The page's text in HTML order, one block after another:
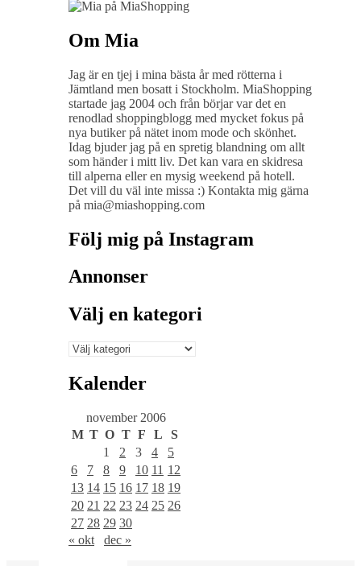
Om Mia
Jag är en tjej i mina bästa år med rötterna i
Jämtland men bosatt i Stockholm. MiaShopping
startade jag 2004 och från börjar var det en
renodlad shoppingblogg med mycket fokus på
nya butiker på nätet inom mode och skönhet.
Idag bjuder jag på en spretig blandning om allt
som händer i mitt liv. Det kan vara en skidresa
till alperna eller en mysig weekend på hotell.
Det vill du väl inte missa :) Kontakta mig gärna
på mia@miashopping.com
Följ mig på Instagram
Annonser
Välj en kategori
Välj
kategori
Kalender
november 2006
M T O T F L
S
1
2 3 4
5
6
7 8 9 10 11 12
13 14 15 16 17 18 19
20 21 22 23 24 25 26
27 28 29 30
« okt
dec »